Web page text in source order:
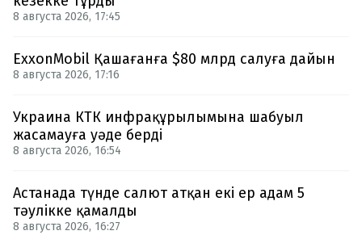
8 августа 2026, 17:45
ExxonMobil Қашағанға $80 млрд салуға дайын
8 августа 2026, 17:16
Украина КТК инфрақұрылымына шабуыл
жасамауға уәде берді
8 августа 2026, 16:54
Астанада түнде салют атқан екі ер адам 5
тәулікке қамалды
8 августа 2026, 16:27